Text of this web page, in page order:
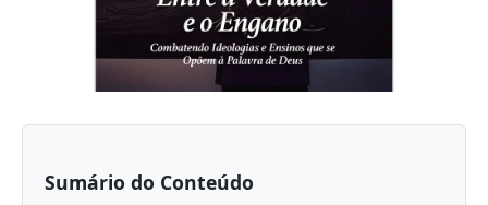
Sumário do Conteúdo